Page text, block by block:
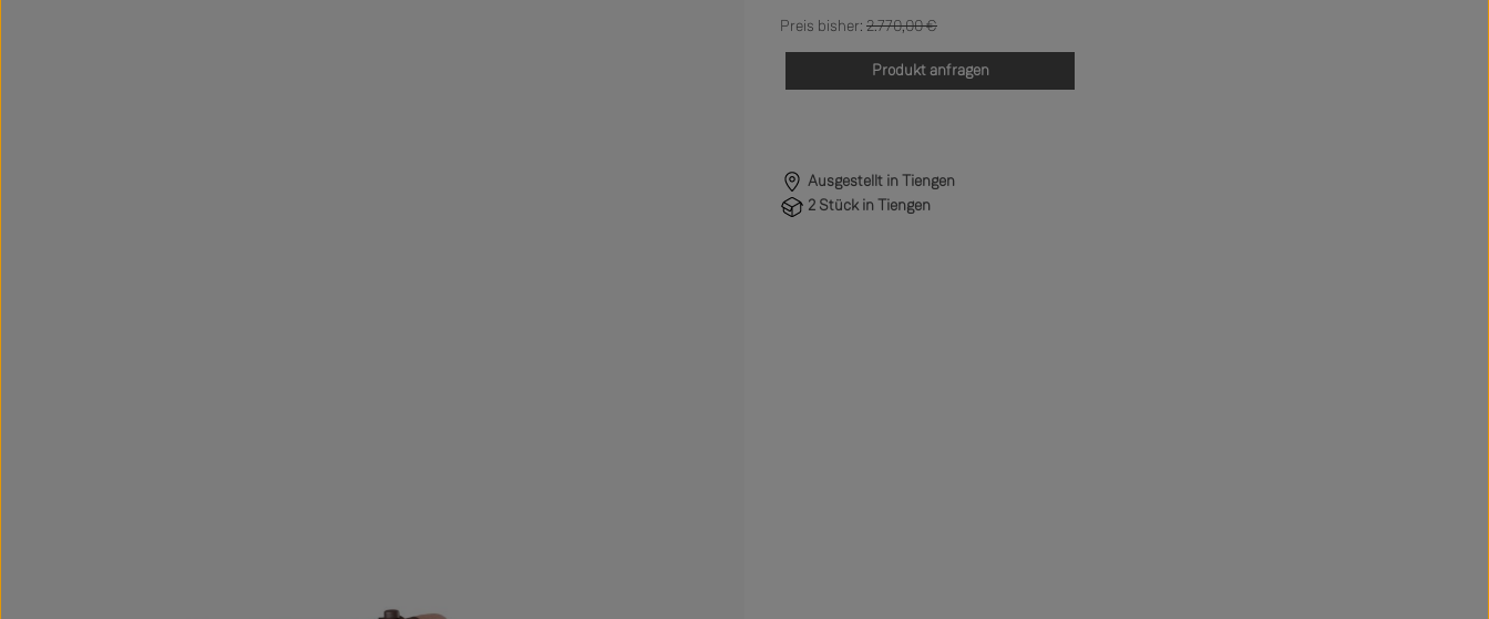
Regulärer Preis:
2.770,00 €
Produkt anfragen
Ausgestellt in Tiengen
2 Stück in Tiengen